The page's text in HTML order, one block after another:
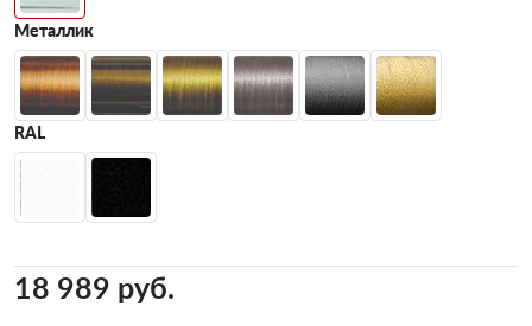
Металлик
RAL
18 989 pуб.